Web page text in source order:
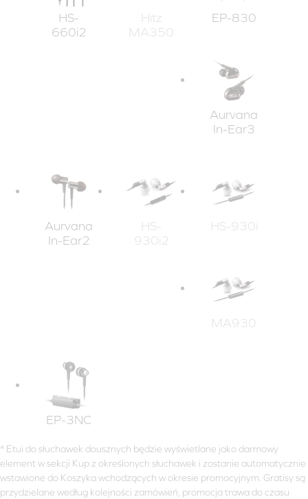
HS-
660i2
Hitz
MA350
EP-830
Aurvana
In-Ear3
Aurvana
In-Ear2
HS-
930i2
HS-930i
MA930
EP-3NC
* Etui do słuchawek dousznych będzie wyświetlane jako darmowy
element w sekcji Kup z określonych słuchawek i zostanie automatycznie
wstawione do Koszyka wchodzących w okresie promocyjnym. Gratisy są
przydzielane według kolejności zamówień, promocja trawa do czasu